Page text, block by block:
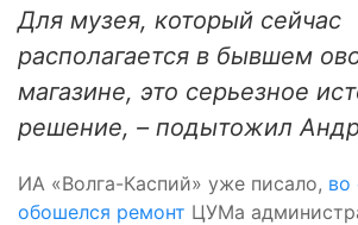
Для музея, который сейчас
располагается в бывшем
магазине, это серьезное
решение, – подытожил
ИА «Волга-Каспий» уже писало, во
обошелся ремонт ЦУМа